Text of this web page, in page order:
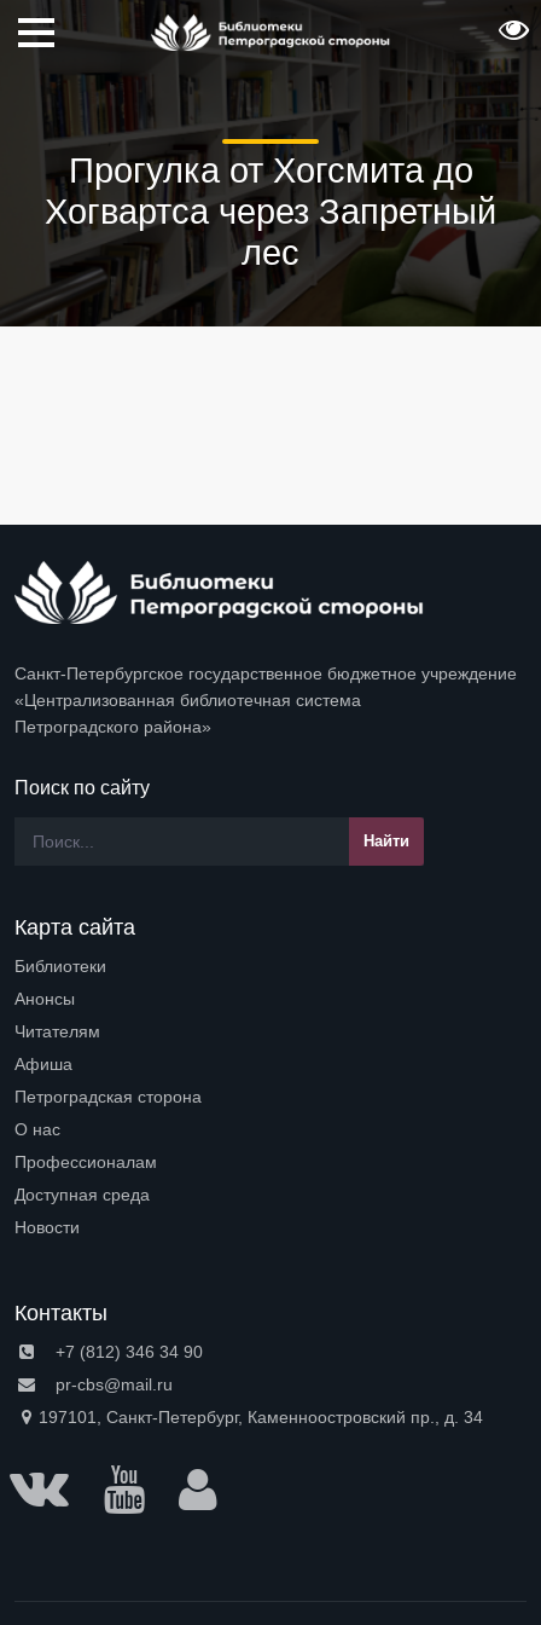
Прогулка от Хогсмита до
Хогвартса через Запретный
лес
Санкт-Петербургское государственное бюджетное учреждение
«Централизованная библиотечная система
Петроградского района»
Поиск по сайту
Карта сайта
Библиотеки
Анонсы
Читателям
Афиша
Петроградская сторона
О нас
Профессионалам
Доступная среда
Новости
Контакты
+7 (812) 346 34 90
pr-cbs@mail.ru
197101, Санкт-Петербург, Каменноостровский пр., д. 34